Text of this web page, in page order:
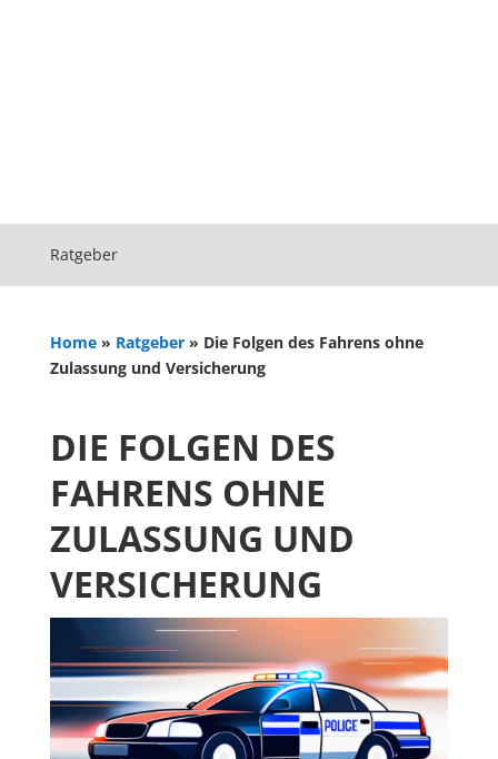
Ratgeber
Home» Ratgeber» Die Folgen des Fahrens ohne
Zulassung und Versicherung
DIE FOLGEN DES
FAHRENS OHNE
ZULASSUNG UND
VERSICHERUNG